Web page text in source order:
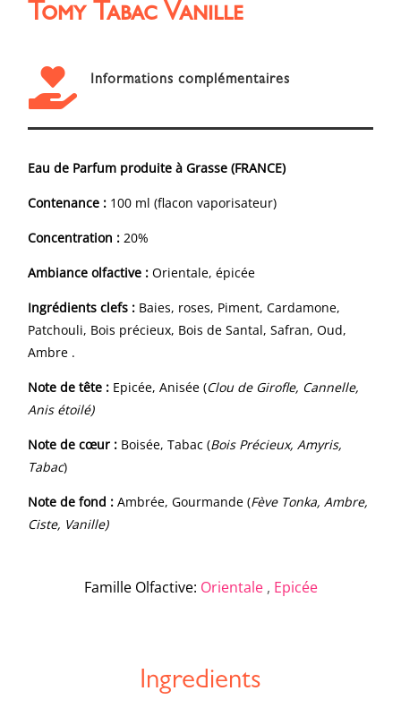
Tomy Tabac Vanille
 Informations complémentaires
Eau de Parfum produite à Grasse (FRANCE)
Contenance : 100 ml (flacon vaporisateur)
Concentration : 20%
Ambiance olfactive :Orientale, épicée
Ingrédients clefs : Baies, roses, Piment, Cardamone,
Patchouli, Bois précieux, Bois de Santal, Safran, Oud,
Ambre .
Note de tête : Epicée, Anisée (Clou de Girofle, Cannelle,
Anis étoilé)
Note de cœur : Boisée, Tabac (Bois Précieux, Amyris,
Tabac)
Note de fond :Ambrée, Gourmande (Fève Tonka, Ambre,
Ciste, Vanille)
Famille Olfactive: Orientale , Epicée
Ingredients